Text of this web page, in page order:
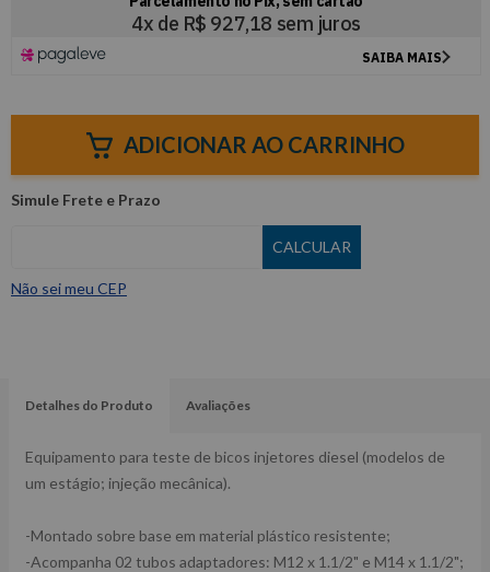
ADICIONAR AO CARRINHO
Não sei meu CEP
Detalhes do Produto Avaliações
Equipamento para teste de bicos injetores diesel (modelos de
um estágio; injeção mecânica).
-Montado sobre base em material plástico resistente;
-Acompanha 02 tubos adaptadores: M12 x 1.1/2" e M14 x 1.1/2";